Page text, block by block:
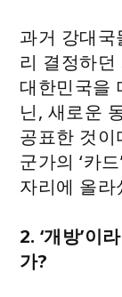
과거 강대국
리 결정하
대한민국을
닌, 새로운
공표한 것
군가의 ‘카
자리에 올라
2. ‘개방’이
가?